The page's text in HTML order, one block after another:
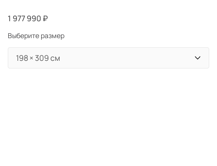
1 977 990 ₽
Выберите размер